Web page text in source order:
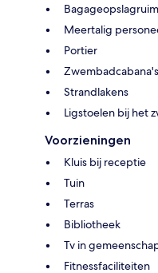
Meertalig
Portier
Strandlakens
Ligstoelen bij het
Voorzieningen
Kluis bij receptie
Tuin
Terras
Bibliotheek
Tv in
Fitnessfaciliteiten